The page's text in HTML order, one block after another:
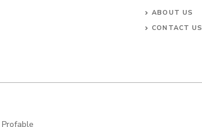
ABOUT US
CONTACT US
Profable